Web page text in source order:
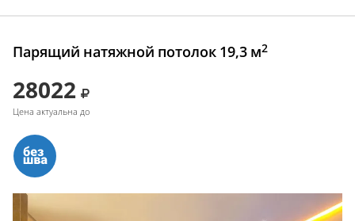
Парящий натяжной потолок 19,3 м2
28022
Цена актуальна до